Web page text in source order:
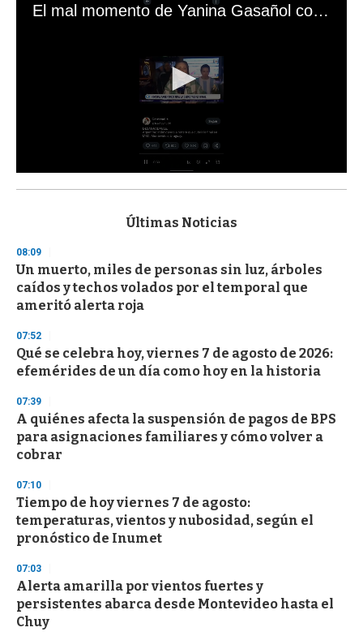
El mal momento de Yanina Gasañol con un hincha argentino en "Subrayado"
s
d
s
o
f
3
s
e
c
o
d
s
Últimas Noticias
08:09
Un muerto, miles de personas sin luz, árboles
caídos y techos volados por el temporal que
ameritó alerta roja
07:52
Qué se celebra hoy, viernes 7 de agosto de 2026:
efemérides de un día como hoy en la historia
07:39
A quiénes afecta la suspensión de pagos de BPS
para asignaciones familiares y cómo volver a
cobrar
07:10
Tiempo de hoy viernes 7 de agosto:
temperaturas, vientos y nubosidad, según el
pronóstico de Inumet
07:03
Alerta amarilla por vientos fuertes y
persistentes abarca desde Montevideo hasta el
Chuy